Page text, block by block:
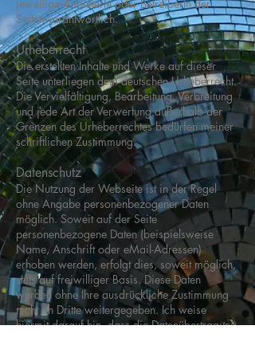
jeweilige AnbieterIn oder BetreiberIn der
Seiten verantwortlich.
Urheberrecht
Die erstellten Inhalte und Werke auf dieser
Seite unterliegen dem deutschen Urheberrecht.
Die Vervielfältigung, Bearbeitung, Verbreitung
und jede Art der Verwertung außerhalb der
Grenzen des Urheberrechtes bedürfen meiner
schriftlichen Zustimmung.
Datenschutz
Die Nutzung der Webseite ist in der Regel
ohne Angabe personenbezogener Daten
möglich. Soweit auf der Seite
personenbezogene Daten (beispielsweise
Name, Anschrift oder eMail-Adressen)
erhoben werden, erfolgt dies, soweit möglich,
stets auf freiwilliger Basis. Diese Daten
werden ohne Ihre ausdrückliche Zustimmung
nicht an Dritte weitergegeben. Ich weise
hiermit darauf hin, dass die Datenübertragung